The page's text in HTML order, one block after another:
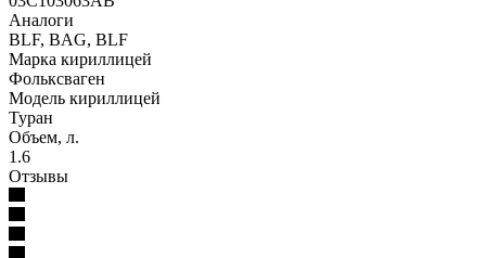
Аналоги
BLF, BAG, BLF
Марка кириллицей
Фольксваген
Модель кириллицей
Туран
Объем, л.
1.6
Отзывы